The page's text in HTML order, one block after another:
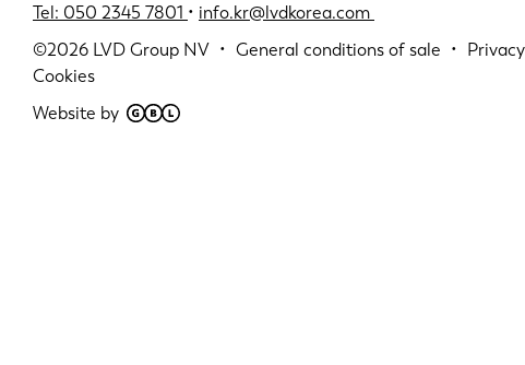
Tel: 050 2345 7801 • info.kr@lvdkorea.com
©2026 LVD Group NV General conditions of sale
Cookies
Website by